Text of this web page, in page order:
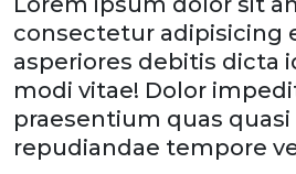
consectetur adipisicing
asperiores debitis dicta
modi vitae! Dolor
praesentium quas quasi
repudiandae tempore